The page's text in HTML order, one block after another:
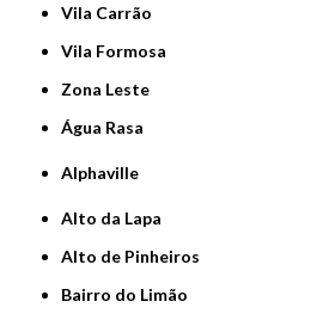
Vila Carrão
Vila Formosa
Zona Leste
Água Rasa
Alphaville
Alto da Lapa
Alto de Pinheiros
Bairro do Limão